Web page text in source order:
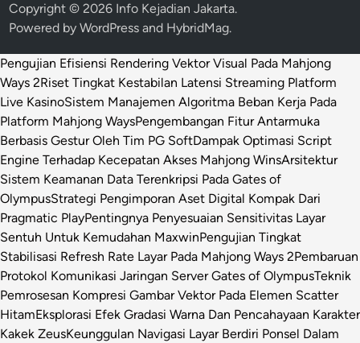
Copyright © 2026 Info Kejadian Jakarta.
Powered byWordPress and HybridMag.
Pengujian Efisiensi Rendering Vektor Visual Pada Mahjong
Ways 2Riset Tingkat Kestabilan Latensi Streaming Platform
Live KasinoSistem Manajemen Algoritma Beban Kerja Pada
Platform Mahjong WaysPengembangan Fitur Antarmuka
Berbasis Gestur Oleh Tim PG SoftDampak Optimasi Script
Engine Terhadap Kecepatan Akses Mahjong WinsArsitektur
Sistem Keamanan Data Terenkripsi Pada Gates of
OlympusStrategi Pengimporan Aset Digital Kompak Dari
Pragmatic PlayPentingnya Penyesuaian Sensitivitas Layar
Sentuh Untuk Kemudahan MaxwinPengujian Tingkat
Stabilisasi Refresh Rate Layar Pada Mahjong Ways 2Pembaruan
Protokol Komunikasi Jaringan Server Gates of OlympusTeknik
Pemrosesan Kompresi Gambar Vektor Pada Elemen Scatter
HitamEksplorasi Efek Gradasi Warna Dan Pencahayaan Karakter
Kakek ZeusKeunggulan Navigasi Layar Berdiri Ponsel Dalam